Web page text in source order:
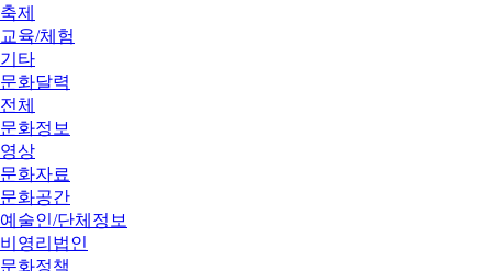
축제
교육/체험
기타
문화달력
전체
문화정보
영상
문화자료
문화공간
예술인/단체정보
비영리법인
문화정책